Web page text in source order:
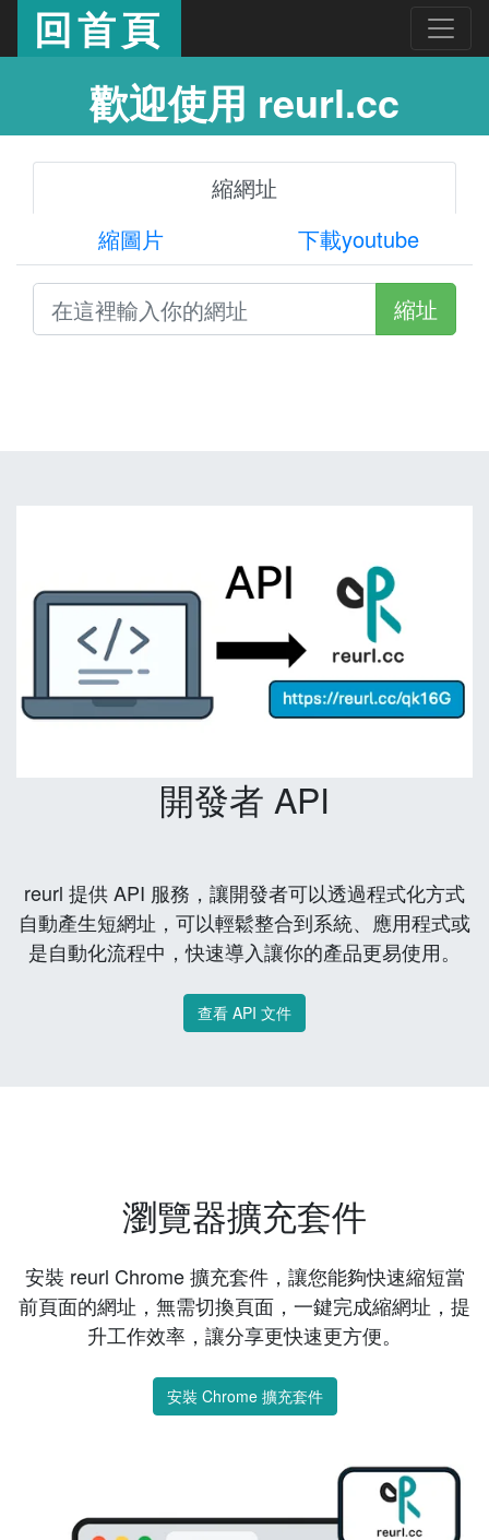
回首頁
歡迎使用 reurl.cc
縮網址
縮圖片
下載youtube
縮址
開發者 API
reurl 提供 API 服務，讓開發者可以透過程式化方式
自動產生短網址，可以輕鬆整合到系統、應用程式或
是自動化流程中，快速導入讓你的產品更易使用。
查看 API 文件
瀏覽器擴充套件
安裝 reurl Chrome 擴充套件，讓您能夠快速縮短當
前頁面的網址，無需切換頁面，一鍵完成縮網址，提
升工作效率，讓分享更快速更方便。
安裝 Chrome 擴充套件